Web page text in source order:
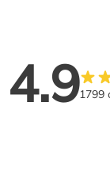
4.91799